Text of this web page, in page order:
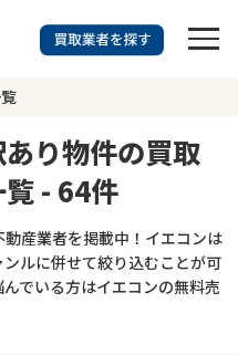
探す
談内容を選択
り物件の買取
- 64件
産業者を掲載中！イエコンは
ルに併せて絞り込むことが可
でいる方はイエコンの無料売